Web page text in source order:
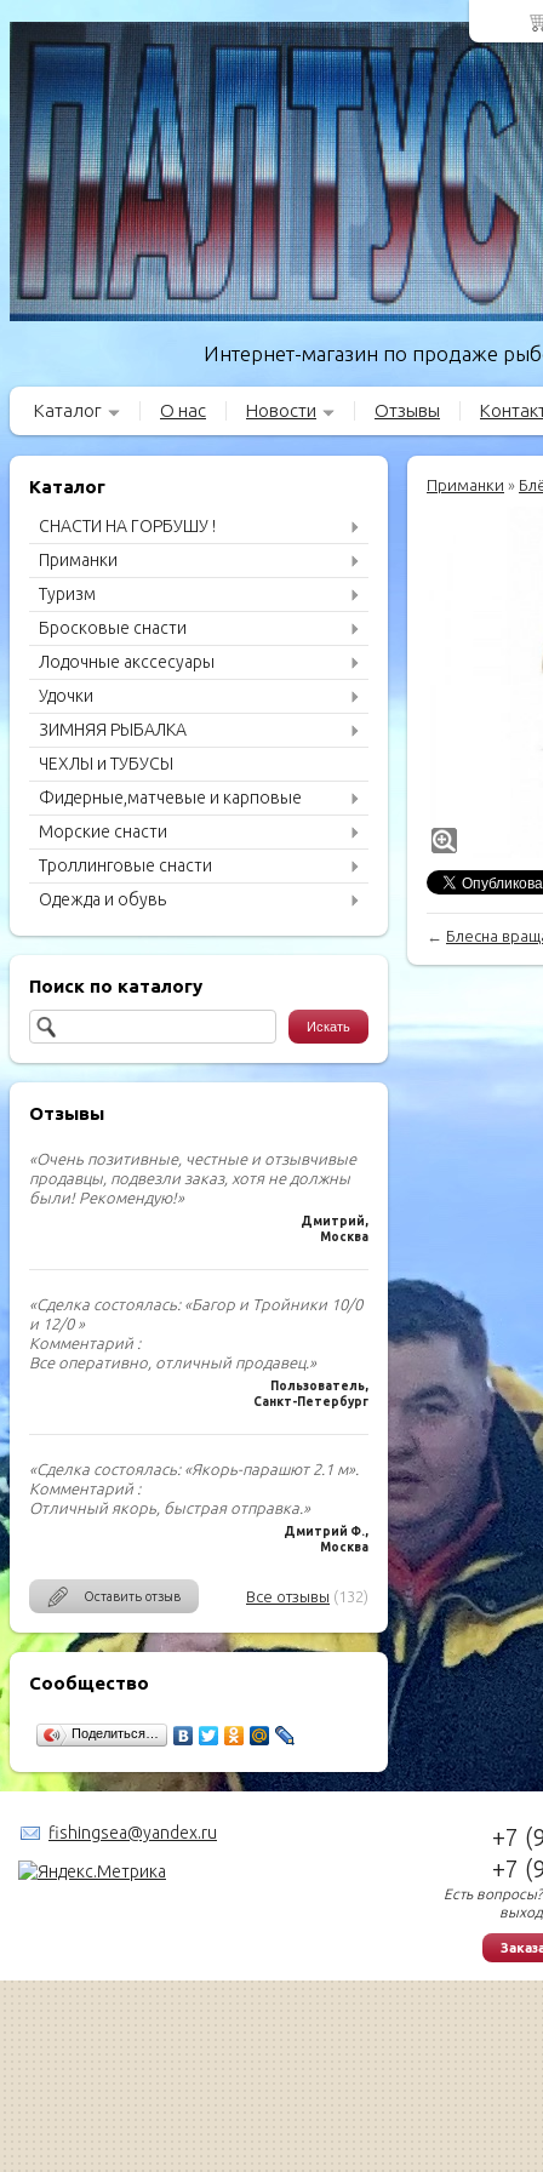
Интернет-магазин по продаже
Каталог О нас Новости Отзывы
Каталог
СНАСТИ НА ГОРБУШУ !
Приманки
Туризм
Бросковые снасти
Лодочные акссесуары
Удочки
ЗИМНЯЯ РЫБАЛКА
ЧЕХЛЫ и ТУБУСЫ
Фидерные,матчевые и карповые
удилища
Морские снасти
Троллинговые снасти
Одежда и обувь
Поиск по каталогу
Отзывы
«Очень позитивные, честные и отзывчивые
продавцы, подвезли заказ, хотя не должны
были! Рекомендую!»
Дмитрий,
Москва
«Сделка состоялась: «Багор и Тройники 10/0
и 12/0 »
Комментарий :
Все оперативно, отличный продавец.»
Пользователь,
Санкт-Петербург
«Сделка состоялась: «Якорь-парашют 2.1 м».
Комментарий :
Отличный якорь, быстрая отправка.»
Дмитрий Ф.,
Москва
Оставить отзыв Все отзывы (132)
Сообщество
Поделиться…
Приманки »
← Блесна
fishingsea@yandex.ru
+7
+7
Есть